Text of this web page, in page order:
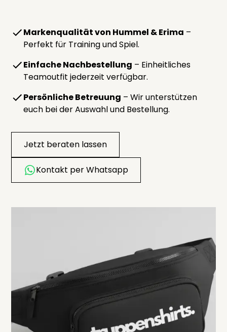
Markenqualität von Hummel & Erima –
Perfekt für Training und Spiel.
Einfache Nachbestellung – Einheitliches
Teamoutfit jederzeit verfügbar.
Persönliche Betreuung – Wir unterstützen
euch bei der Auswahl und Bestellung.
Jetzt beraten lassen
Kontakt per Whatsapp